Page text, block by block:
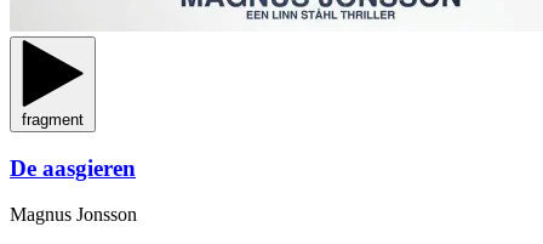
fragment
De aasgieren
Magnus Jonsson